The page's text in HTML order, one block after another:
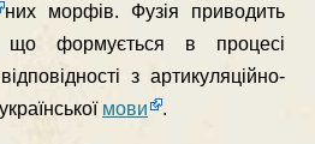
них морфів. Фузія приводить
фор­мується в процесі
з артикуляційно-
мови .